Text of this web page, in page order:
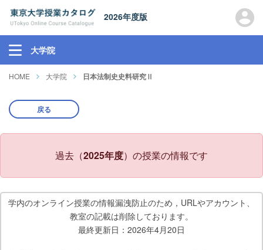
2026年度版
大学院
HOME 大学院 日本法制史史料研究Ⅱ
戻る
過去（2025年度）の授業の情報です
学内のオンライン授業の情報漏洩防止のため，URLやアカウント、
教室の記載は削除しております。
最終更新日：2026年4月20日